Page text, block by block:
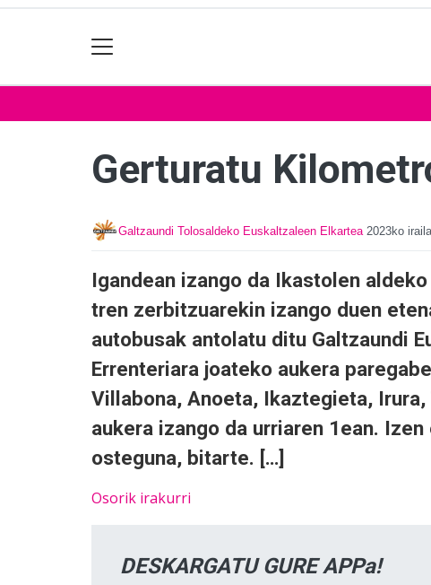
Gerturatu
Galtzaundi Tolosaldeko Euskaltzaleen Elkartea 2023ko
Igandean izango da Ikastolen
tren zerbitzuarekin izango duen
autobusak antolatu ditu Galtzaundi
Errenteriara joateko aukera
Villabona, Anoeta, Ikaztegieta,
aukera izango da urriaren 1ean.
osteguna, bitarte. […]
Osorik irakurri
DESKARGATU GURE APPa!